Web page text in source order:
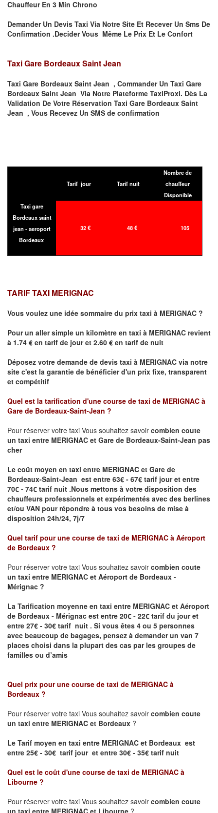
Chauffeur En 3 Min Chrono
Demander Un Devis Taxi Via Notre Site Et Recever Un Sms De
Confirmation .Decider Vous Même Le Prix Et Le Confort
Taxi Gare Bordeaux Saint Jean
Taxi Gare Bordeaux Saint Jean , Commander Un Taxi Gare
Bordeaux Saint Jean Via Notre Plateforme TaxiProxi. Dès La
Validation De Votre Réservation Taxi Gare Bordeaux Saint
Jean , Vous Recevez Un SMS de confirmation
Tarif jour Tarif nuit
Nombre de
chauffeur
Disponible
Taxi gare
Bordeaux saint
jean - aeroport
Bordeaux
32 € 48 € 105
TARIF TAXI MERIGNAC
Vous voulez une idée sommaire du prix taxi à MERIGNAC ?
Pour un aller simple un kilomètre en taxi à MERIGNAC revient
à 1.74 € en tarif de jour et 2.60 € en tarif de nuit
Déposez votre demande de devis taxi à MERIGNAC via notre
site c'est la garantie de bénéficier d'un prix fixe, transparent
et compétitif
Quel est la tarification d'une course de taxi de MERIGNAC à
Gare de Bordeaux-Saint-Jean ?
Pour réserver votre taxi Vous souhaitez savoir combien coute
un taxi entre MERIGNAC et Gare de Bordeaux-Saint-Jean pas
cher
Le coût moyen en taxi entre MERIGNAC et Gare de
Bordeaux-Saint-Jean est entre 63€ - 67€ tarif jour et entre
70€ - 74€ tarif nuit .Nous mettons à votre disposition des
chauffeurs professionnels et expérimentés avec des berlines
et/ou VAN pour répondre à tous vos besoins de mise à
disposition 24h/24, 7j/7
Quel tarif pour une course de taxi de MERIGNAC à Aéroport
de Bordeaux ?
Pour réserver votre taxi Vous souhaitez savoir combien coute
un taxi entre MERIGNAC et Aéroport de Bordeaux -
Mérignac ?
La Tarification moyenne en taxi entre MERIGNAC et Aéroport
de Bordeaux - Mérignac est entre 20€ - 22€ tarif du jour et
entre 27€ - 30€ tarif nuit . Si vous êtes 4 ou 5 personnes
avec beaucoup de bagages, pensez à demander un van 7
places choisi dans la plupart des cas par les groupes de
familles ou d’amis
Quel prix pour une course de taxi de MERIGNAC à
Bordeaux ?
Pour réserver votre taxi Vous souhaitez savoir combien coute
un taxi entre MERIGNAC et Bordeaux ?
Le Tarif moyen en taxi entre MERIGNAC et Bordeaux est
entre 25€ - 30€ tarif jour et entre 30€ - 35€ tarif nuit
Quel est le coût d'une course de taxi de MERIGNAC à
Libourne ?
Pour réserver votre taxi Vous souhaitez savoir combien coute